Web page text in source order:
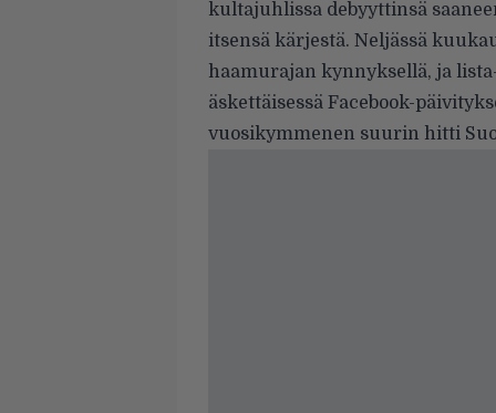
kultajuhlissa debyyttinsä
itsensä kärjestä. Neljässä
haamurajan kynnyksellä, ja
äskettäisessä Facebook-
vuosikymmenen suurin hitti